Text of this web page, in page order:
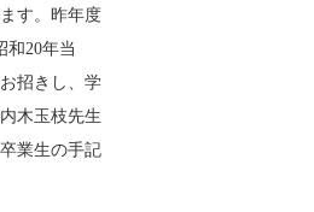
す。昨年度
和20年当
招きし、学
木玉枝先生
業生の手記